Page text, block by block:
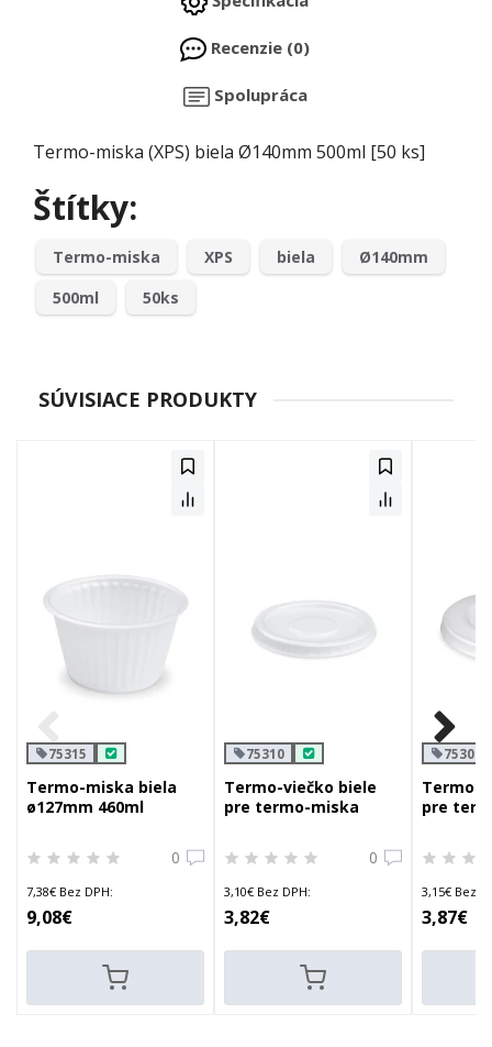
Recenzie (0)
Spolupráca
Termo-miska (XPS) biela Ø140mm 500ml [50 ks]
Štítky:
Termo-miska XPS biela
Ø140mm
500ml
50ks
SÚVISIACE PRODUKTY
75315
Termo-miska biela
ø127mm 460ml
0
7,38€ Bez DPH:
9,08€
75310
Termo-viečko biele
pre termo-miska
0
3,10€ Bez DPH:
3,82€
75300
Termo-
pre
3,15€ Bez
3,87€